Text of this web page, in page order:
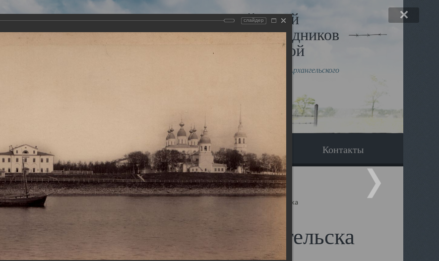
Виртуальный музей
Новомучеников и исповедников
Земли Архангельской
Сайт создан по благословлению митрополита Архангельского
Наследники Галерея Вопрос-ответ Контакты
Главная Галерея Храмы-мученики Архангельска Свято-Троицкий собор Архангельска
Свято-Троицкий собор Архангельска
слайдер